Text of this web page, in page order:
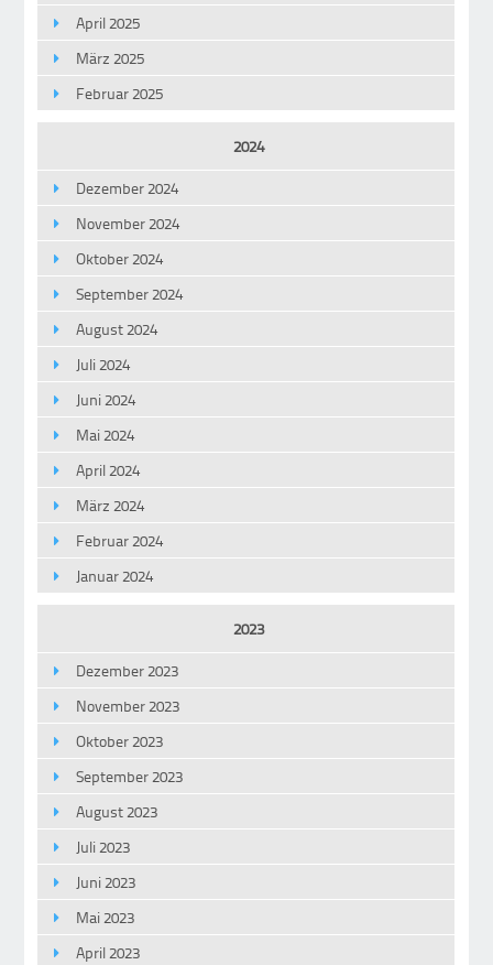
April 2025
März 2025
Februar 2025
2024
Dezember 2024
November 2024
Oktober 2024
September 2024
August 2024
Juli 2024
Juni 2024
Mai 2024
April 2024
März 2024
Februar 2024
Januar 2024
2023
Dezember 2023
November 2023
Oktober 2023
September 2023
August 2023
Juli 2023
Juni 2023
Mai 2023
April 2023